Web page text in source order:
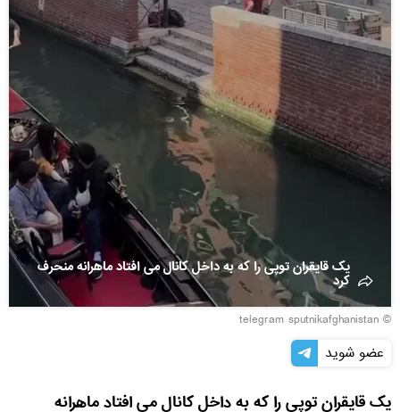
یک قایقران توپی را که به داخل کانال می افتاد ماهرانه منحرف
کرد
© telegram sputnikafghanistan
عضو شوید
یک قایقران توپی را که به داخل کانال می افتاد ماهرانه